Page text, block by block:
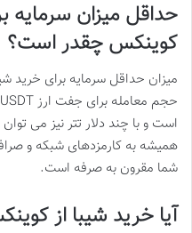
حداقل میزان سرمایه
کوینکس چقدر است؟
میزان حداقل سرمایه برای خرید
است و با چند دلار تتر نیز می
همیشه به کارمزدهای شبکه و
شما مقرون به صرفه است.
آیا خرید شیبا از